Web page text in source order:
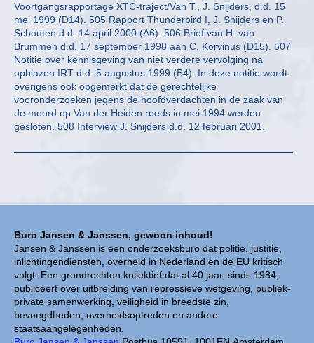
Buro Jansen & Janssen, gewoon inhoud!
Jansen & Janssen is een onderzoeksburo dat politie, justitie,
inlichtingendiensten, overheid in Nederland en de EU kritisch
volgt. Een grondrechten kollektief dat al 40 jaar, sinds 1984,
publiceert over uitbreiding van repressieve wetgeving, publiek-
private samenwerking, veiligheid in breedste zin,
bevoegdheden, overheidsoptreden en andere
staatsaangelegenheden.
Voortgangsrapportage XTC-traject/Van T., J. Snijders, d.d. 15
mei 1999 (D14). 505 Rapport Thunderbird I, J. Snijders en P.
Schouten d.d. 14 april 2000 (A6). 506 Brief van H. van
Brummen d.d. 17 september 1998 aan C. Korvinus (D15). 507
Notitie over kennisgeving van niet verdere vervolging na
opblazen IRT d.d. 5 augustus 1999 (B4). In deze notitie wordt
overigens ook opgemerkt dat de gerechtelijke
vooronderzoeken jegens de hoofdverdachten in de zaak van
de moord op Van der Heiden reeds in mei 1994 werden
gesloten. 508 Interview J. Snijders d.d. 12 februari 2001.